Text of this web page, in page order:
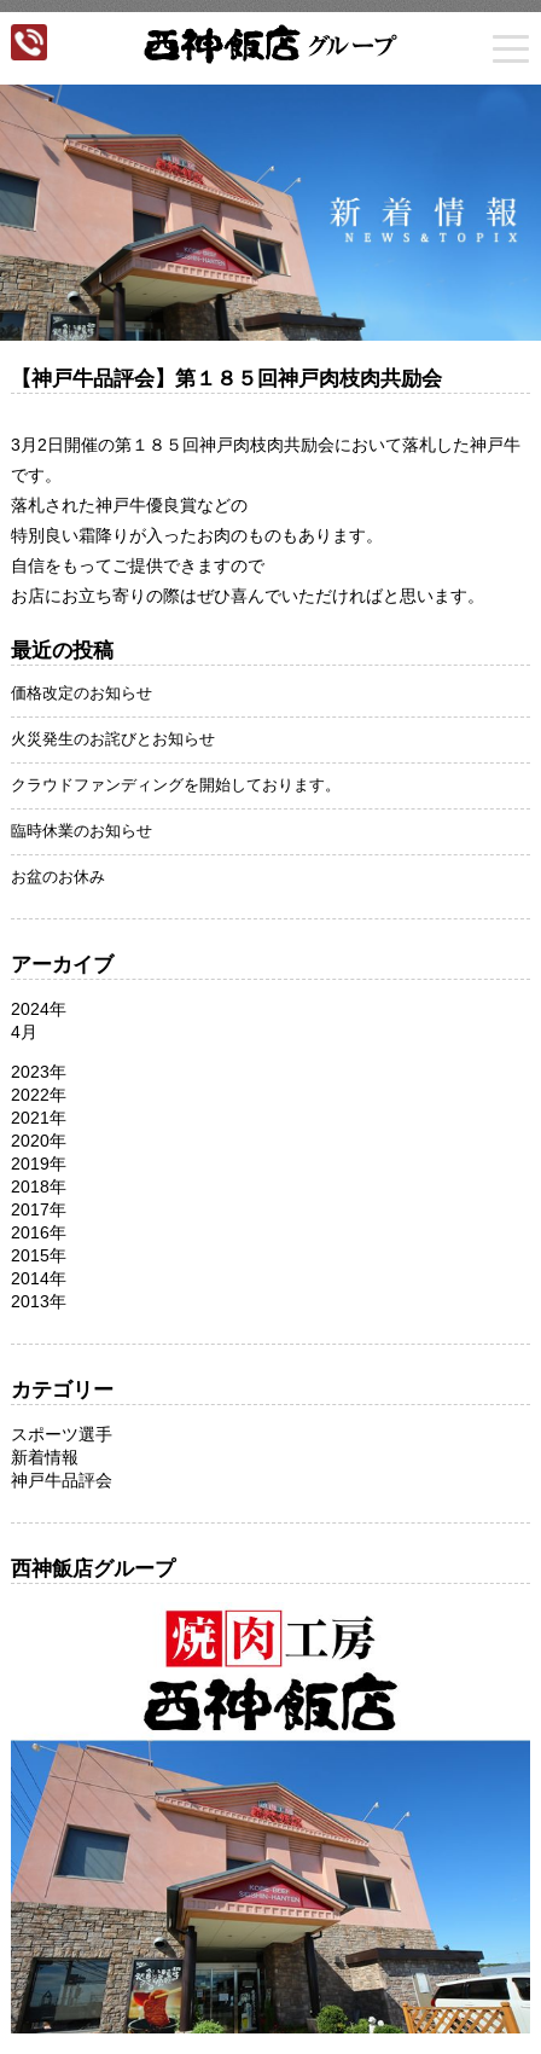
【神戸牛品評会】第１８５回神戸肉枝肉共励会
3月2日開催の第１８５回神戸肉枝肉共励会において落札した神戸牛
です。
落札された神戸牛優良賞などの
特別良い霜降りが入ったお肉のものもあります。
自信をもってご提供できますので
お店にお立ち寄りの際はぜひ喜んでいただければと思います。
最近の投稿
価格改定のお知らせ
火災発生のお詫びとお知らせ
クラウドファンディングを開始しております。
臨時休業のお知らせ
お盆のお休み
アーカイブ
2024年
4月
2023年
2022年
2021年
2020年
2019年
2018年
2017年
2016年
2015年
2014年
2013年
カテゴリー
スポーツ選手
新着情報
神戸牛品評会
西神飯店グループ